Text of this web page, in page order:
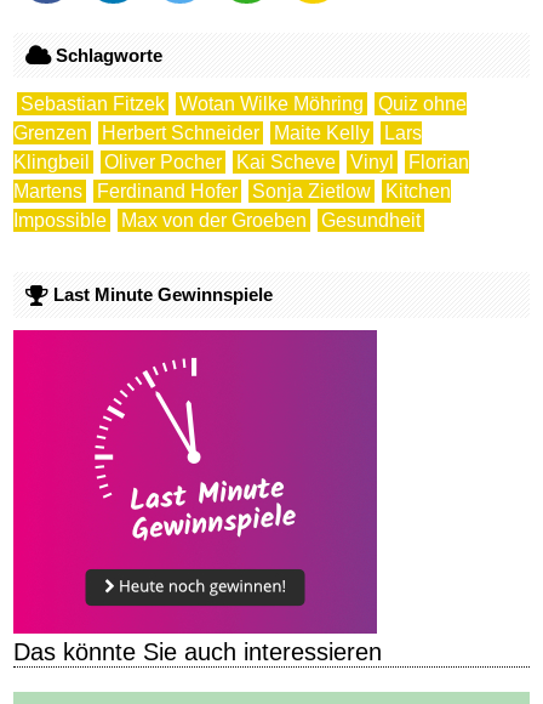
Schlagworte
Sebastian Fitzek Wotan Wilke Möhring
Quiz ohne
Grenzen
Herbert Schneider Maite Kelly
Lars
Klingbeil
Oliver Pocher Kai Scheve Vinyl
Florian
Martens
Ferdinand Hofer Sonja Zietlow
Kitchen
Impossible
Max von der Groeben Gesundheit
Last Minute Gewinnspiele
Das könnte Sie auch interessieren